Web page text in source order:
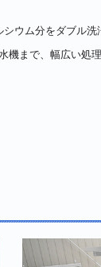
ウム分をダブル洗
まで、幅広い処理